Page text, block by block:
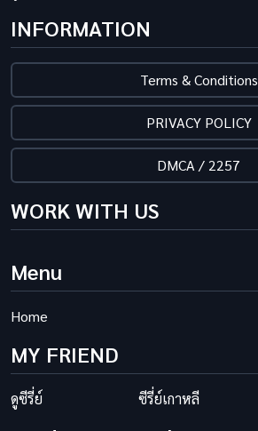
INFORMATION
Terms & Conditions
PRIVACY POLICY
DMCA / 2257
WORK WITH US
Menu
Home
MY FRIEND
ดูซีรี่ย์ ซีรี่ย์เกาหลี